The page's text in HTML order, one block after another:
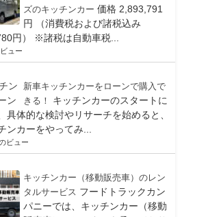
ズのキッチンカー 価格 2,893,791
円 （消費税および諸税込み
円） ※諸税は自動車税...
ュー
新車キッチンカーをローンで購入で
きる！
キッチンカーのスタートに
具体的な検討やリサーチを始めると、
ンカーをやってみ...
ビュー
キッチンカー（移動販売車）のレン
タルサービス フードトラックカン
パニーでは、キッチンカー（移動